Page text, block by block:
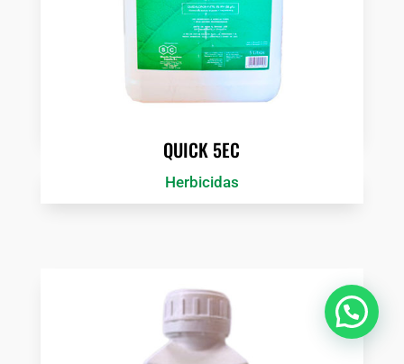
QUICK 5EC
Herbicidas